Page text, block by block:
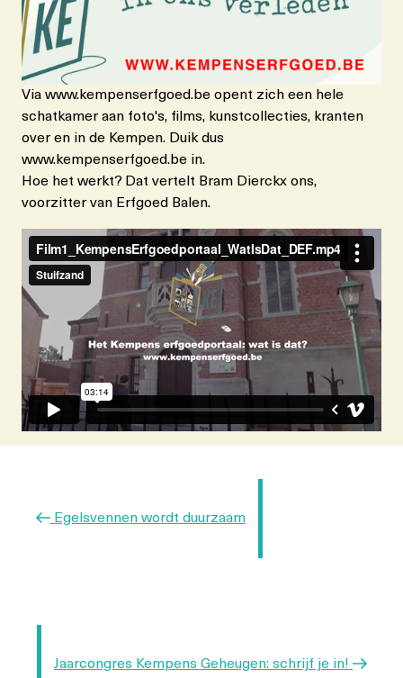
Via www.kempenserfgoed.be opent zich een hele
schatkamer aan foto's, films, kunstcollecties, kranten
over en in de Kempen. Duik dus
www.kempenserfgoed.be in.
Hoe het werkt? Dat vertelt Bram Dierckx ons,
voorzitter van Erfgoed Balen.
VorigEgelsvennen wordt duurzaam
Volgend
Jaarcongres Kempens Geheugen: schrijf je in!